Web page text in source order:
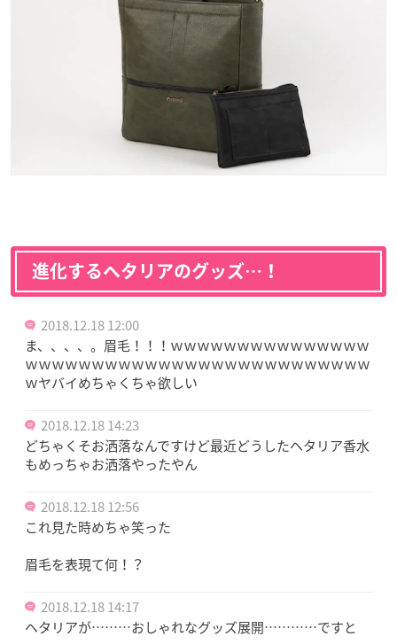
進化するヘタリアのグッズ…！
2018.12.18 12:00
ま、、、、。眉毛！！！ｗｗｗｗｗｗｗｗｗｗｗｗｗｗｗ
ｗｗｗｗｗｗｗｗｗｗｗｗｗｗｗｗｗｗｗｗｗｗｗｗｗｗ
ｗヤバイめちゃくちゃ欲しい
2018.12.18 14:23
どちゃくそお洒落なんですけど最近どうしたヘタリア香水
もめっちゃお洒落やったやん
2018.12.18 12:56
これ見た時めちゃ笑った
眉毛を表現て何！？
2018.12.18 14:17
ヘタリアが………おしゃれなグッズ展開…………ですと